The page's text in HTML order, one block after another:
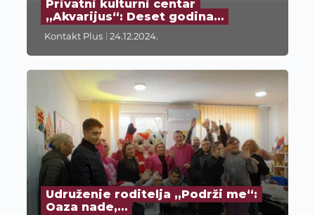
Privatni kulturni centar
„Akvarijus“: Deset godina…
Kontakt Plus 24.12.2024.
Udruženje roditelja „Podrži me“:
Oaza nade,…